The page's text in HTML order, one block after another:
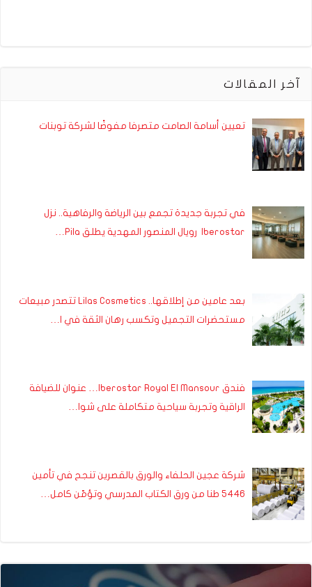
آخر المقالات
تعيين أسامة الصامت متصرفا مفوضًا لشركة توبنات
في تجربة جديدة تجمع بين الرياضة والرفاهية.. نزل
Iberostar رويال المنصور المهدية يطلق Pila…
بعد عامين من إطلاقها.. Lilas Cosmetics تتصدر مبيعات
مستحضرات التجميل وتكسب رهان الثقة في ا…
فندق Iberostar Royal El Mansour… عنوان للضيافة
الراقية وتجربة سياحية متكاملة على شوا…
شركة عجين الحلفاء والورق بالقصرين تنجح في تأمين
5446 طنا من ورق الكتاب المدرسي وتؤمّن كامل…